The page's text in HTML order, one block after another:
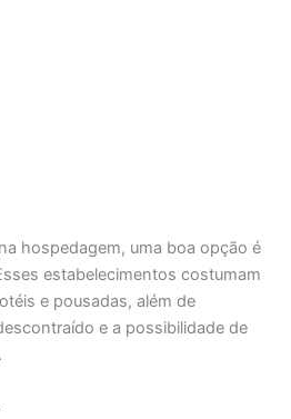
hospedagem, uma boa opção é
estabelecimentos costumam
e pousadas, além de
e a possibilidade de